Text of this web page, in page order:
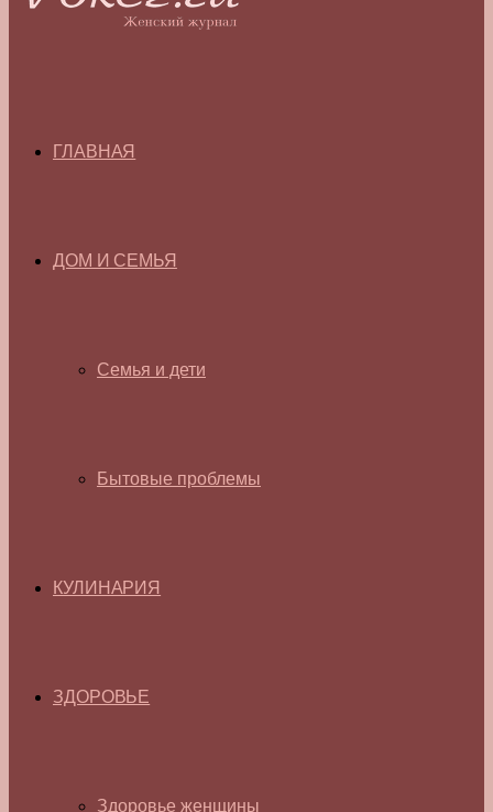
ГЛАВНАЯ
ДОМ И СЕМЬЯ
Семья и дети
Бытовые проблемы
КУЛИНАРИЯ
ЗДОРОВЬЕ
Здоровье женщины